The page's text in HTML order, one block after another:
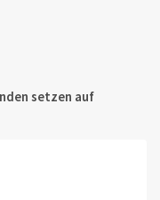
setzen auf